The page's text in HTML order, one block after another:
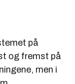
på
og fremst på
men i